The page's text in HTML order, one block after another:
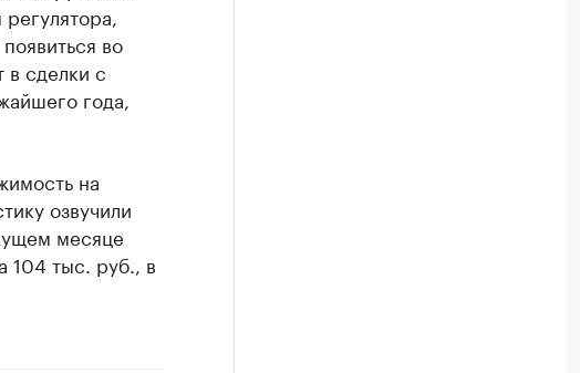
во
в сделки с
года,
на
озвучили
месяце
104 тыс. руб., в